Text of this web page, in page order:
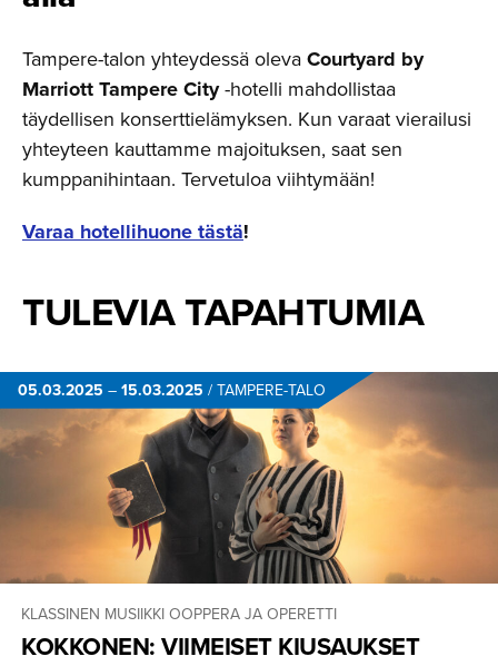
Tampere-talon yhteydessä olevaCourtyard by
Marriott Tampere City-hotelli mahdollistaa
täydellisen konserttielämyksen. Kun varaat vierailusi
yhteyteen kauttamme majoituksen, saat sen
kumppanihintaan. Tervetuloa viihtymään!
Varaa hotellihuone tästä!
TULEVIA TAPAHTUMIA
05.03.2025 –15.03.2025 /TAMPERE-TALO
KLASSINEN MUSIIKKIOOPPERA JA OPERETTI
KOKKONEN: VIIMEISET KIUSAUKSET